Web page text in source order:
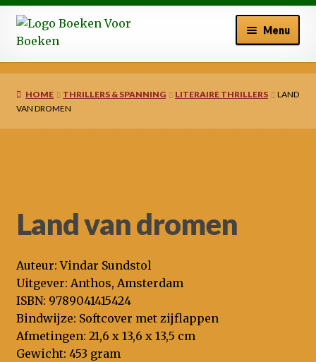
Ga
door
navigatie
Ga
naar
inhoud
Menu
Winkelmand
Nieuws
HOME THRILLERS & SPANNING LITERAIRE THRILLERS
LAND
VAN DROMEN
Land van dromen
Auteur: Vindar Sundstol
Uitgever: Anthos, Amsterdam
ISBN: 9789041415424
Bindwijze: Softcover met zijflappen
Afmetingen: 21,6 x 13,6 x 13,5 cm
Gewicht: 453 gram